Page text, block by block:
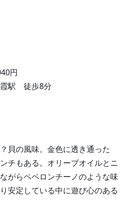
円
駅 徒歩8分
貝の風味。金色に透き通った
チもある。オリーブオイルとニ
がらペペロンチーノのような味
安定している中に遊び心のある